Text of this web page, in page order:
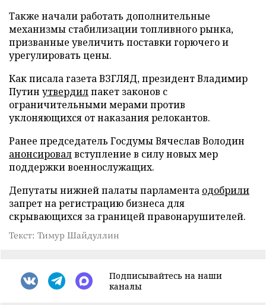
Также начали работать дополнительные
механизмы стабилизации топливного рынка,
призванные увеличить поставки горючего и
урегулировать цены.
Как писала газета ВЗГЛЯД, президент Владимир
Путин утвердилпакет законов с
ограничительными мерами против
уклоняющихся от наказания релокантов.
Ранее председатель Госдумы Вячеслав Володин
анонсировалвступление в силу новых мер
поддержки военнослужащих.
Депутаты нижней палаты парламента одобрили
запрет на регистрацию бизнеса для
скрывающихся за границей правонарушителей.
Текст: Тимур Шайдуллин
Подписывайтесь на наши
каналы